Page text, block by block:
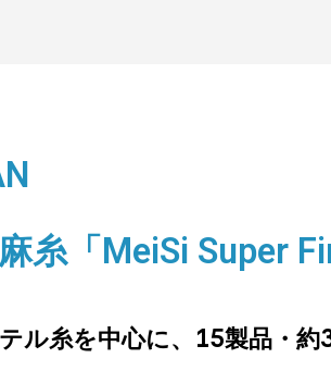
糸「MeiSi Super
ル糸を中心に、15製品・約